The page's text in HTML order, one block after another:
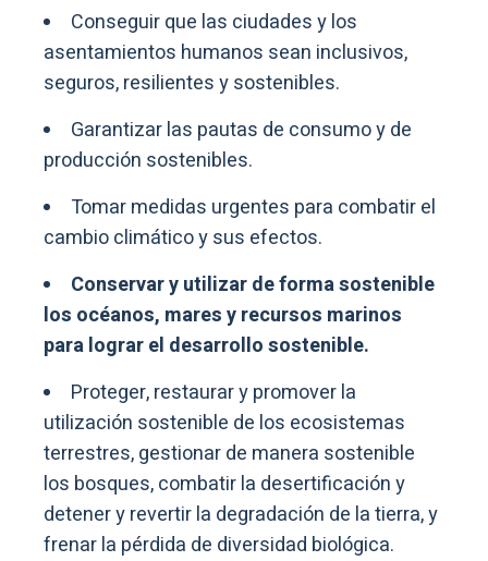
Conseguir que las ciudades y los
asentamientos humanos sean inclusivos,
seguros, resilientes y sostenibles.
Garantizar las pautas de consumo y de
producción sostenibles.
Tomar medidas urgentes para combatir el
cambio climático y sus efectos.
Conservar y utilizar de forma sostenible
los océanos, mares y recursos marinos
para lograr el desarrollo sostenible.
Proteger, restaurar y promover la
utilización sostenible de los ecosistemas
terrestres, gestionar de manera sostenible
los bosques, combatir la desertificación y
detener y revertir la degradación de la tierra, y
frenar la pérdida de diversidad biológica.